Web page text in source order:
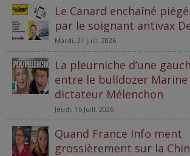
Le Canard enchaîné
par le soignant antivax
Mardi, 21 Juill. 2026
La pleurniche d’une
entre le bulldozer
dictateur Mélenchon
Jeudi, 16 Juill. 2026
Quand France Info ment
grossièrement sur la